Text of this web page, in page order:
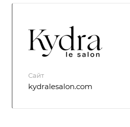
Сайт
kydralesalon.com